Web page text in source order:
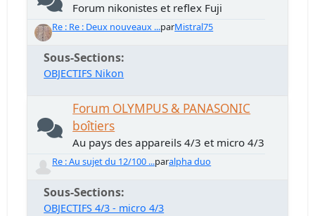
Forum nikonistes et reflex Fuji
Re : Re : Deux nouveaux ...parMistral75
Sous-Sections
OBJECTIFS Nikon
Forum OLYMPUS & PANASONIC
boîtiers
Au pays des appareils 4/3 et micro 4/3
Re : Au sujet du 12/100 ...paralpha duo
Sous-Sections
OBJECTIFS 4/3 - micro 4/3